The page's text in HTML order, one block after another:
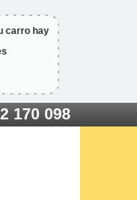
carro hay
170 098